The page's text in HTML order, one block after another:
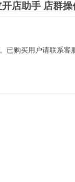
开店助手 店群
已购买用户请联系